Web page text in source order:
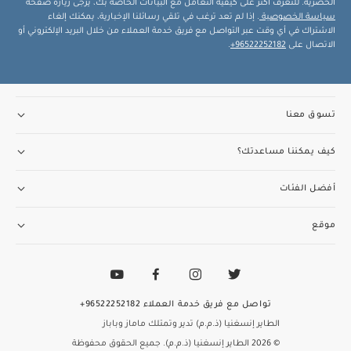
الحصرية. للتعرف أكثر على كيفية التعامل مع البيانات الخاصة بك، يرجى زيارة صفحة
سياسة الخصوصية . إذا لم تعد ترغب في تلقي رسائلنا الإخبارية، يمكنك إلغاء
الاشتراك في أي وقت عبر التواصل مع فريق خدمة العملاء من خلال البريد الإلكتروني أو
الاتصال على 96522252182+
.
تسوق معنا
كيف يمكننا مساعدتك؟
أفضل الفئات
موقع
الطاير إنسغنيا (ذ.م.م) تدير وتمتلك ماماز وباباز
© 2026 الطاير إنسغنيا (ذ.م.م). جميع الحقوق محفوظة
تواصل مع فريق خدمة العملاء 96522252182+